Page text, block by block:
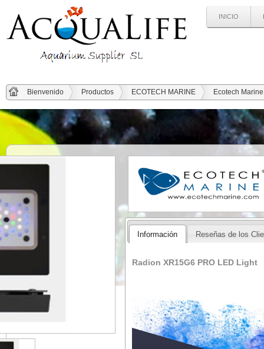
INICIO
Bienvenido Productos ECOTECH MARINE Ecotech
Información Reseñas de los
Radion XR15G6 PRO LED Light